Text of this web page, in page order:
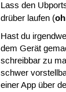
Lass den
drüber laufen (
Hast du
dem Gerät
schreibbar zu
schwer
einer App über